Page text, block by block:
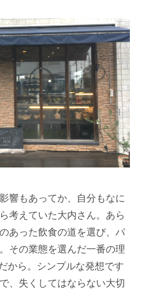
響もあってか、自分もなに
考えていた大内さん。あら
あった飲食の道を選び、パ
その業態を選んだ一番の理
から。シンプルな発想です
、失くしてはならない大切